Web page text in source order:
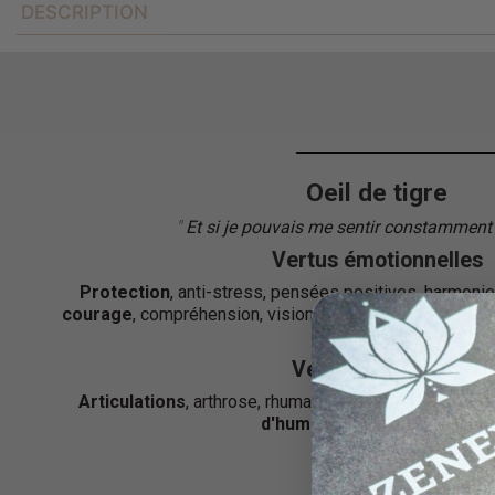
DESCRIPTION
Oeil de tigre
"Et si je pouvais me sentir constamment
Vertus émotionnelles
Protection, anti-stress, pensées positives,
courage, compréhension, vision claire, aide à la
énergies négatives
Vertus physiques
Articulations, arthrose, rhumatismes, nerfs, asthme,
d'humeurs, douleurs,